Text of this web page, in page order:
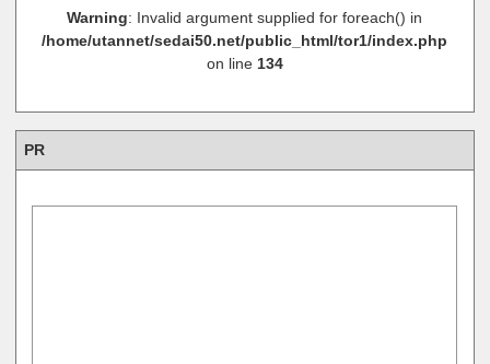
Warning: Invalid argument supplied for foreach() in
/home/utannet/sedai50.net/public_html/tor1/index.php
on line 134
PR